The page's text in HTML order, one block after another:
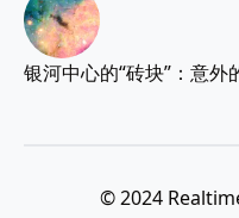
银河中心的“砖块”：意
© 2024